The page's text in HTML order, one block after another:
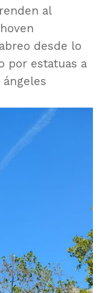
al
desde lo
por estatuas a